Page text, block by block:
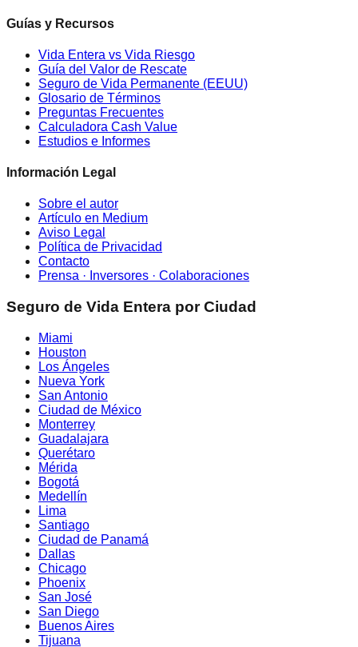
Guías y Recursos
Vida Entera vs Vida Riesgo
Guía del Valor de Rescate
Seguro de Vida Permanente (EEUU)
Glosario de Términos
Preguntas Frecuentes
Calculadora Cash Value
Estudios e Informes
Información Legal
Sobre el autor
Artículo en Medium
Aviso Legal
Política de Privacidad
Contacto
Prensa · Inversores · Colaboraciones
Seguro de Vida Entera por Ciudad
Miami
Houston
Los Ángeles
Nueva York
San Antonio
Ciudad de México
Monterrey
Guadalajara
Querétaro
Mérida
Bogotá
Medellín
Lima
Santiago
Ciudad de Panamá
Dallas
Chicago
Phoenix
San José
San Diego
Buenos Aires
Tijuana